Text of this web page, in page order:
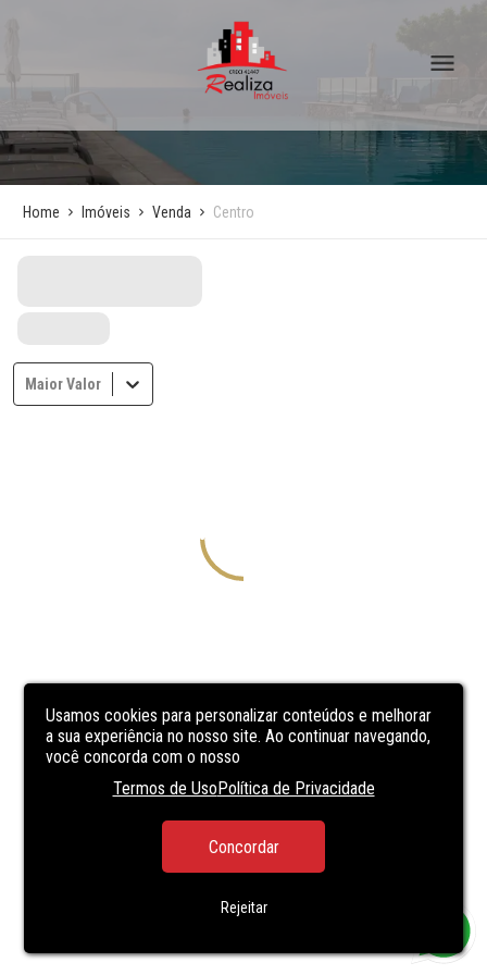
Usamos cookies para personalizar conteúdos e melhorar
a sua experiência no nosso site. Ao continuar navegando,
você concorda com o nosso
Termos de UsoPolítica de Privacidade
Concordar
Rejeitar
Home Imóveis Venda Centro
Maior Valor